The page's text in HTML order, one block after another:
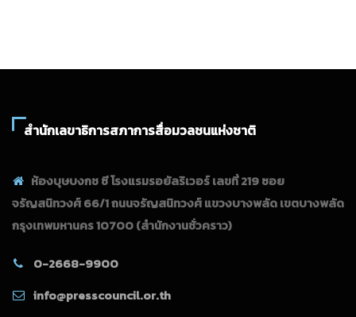
สำนักเลขาธิการสภาการสื่อมวลชนแห่งชาติ
ห้องบุษบงกช ซี โรงแรมรอยัลริเวอร์ เลขที่ 219 ซอย
จรัญสนิทวงศ์ 66/1 ถนนจรัญสนิทวงศ์ แขวงบางพลัด เขตบางพลัด
กรุงเทพมหานคร 10700(สำนักงานชั่วคราว)
0-2668-9900
info@presscouncil.or.th